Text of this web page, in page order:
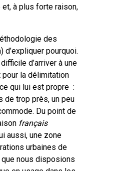
à plus forte raison,
des
pourquoi.
d’arriver à une
la délimitation
qui lui est propre :
de trop près, un peu
Du point de
français
aussi, une zone
urbaines de
nous disposions